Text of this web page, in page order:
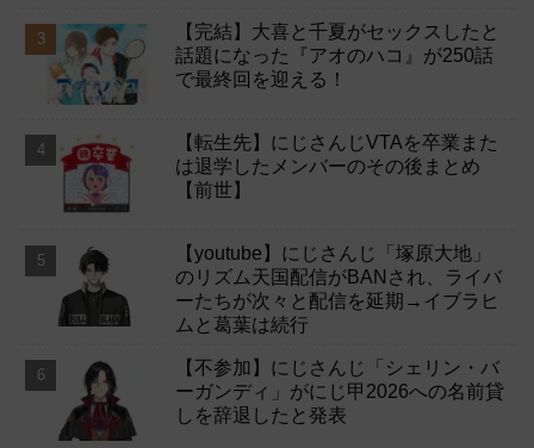
【完結】大喜と千夏がセックスしたと
話題になった『アオのハコ』が250話
で最終回を迎える！
【転生先】にじさんじVTAを卒業また
は退学したメンバーのその後まとめ
【前世】
【youtube】にじさんじ「塚原大地」
のリズム天国配信がBANされ、ライバ
ーたちが次々と配信を延期→イブラヒ
ムと葛葉は続行
【不参加】にじさんじ「シェリン・バ
ーガンディ」がにじ甲2026への名前貸
しを辞退したと発表